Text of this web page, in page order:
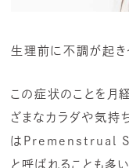
生理前に不調が起き
この症状のことを月
ざまなカラダや気持
はPremenstrual
と呼ばれることも多い